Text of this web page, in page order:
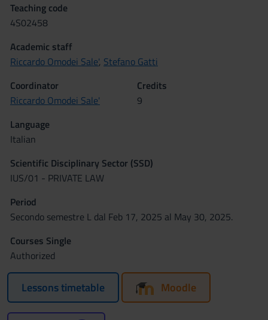
Teaching code
4S02458
Academic staff
Riccardo Omodei Sale', Stefano Gatti
Coordinator
Riccardo Omodei Sale'
Credits
9
Language
Italian
Scientific Disciplinary Sector (SSD)
IUS/01 - PRIVATE LAW
Period
Secondo semestre L dal Feb 17, 2025 al May 30, 2025.
Courses Single
Authorized
Lessons timetable Moodle